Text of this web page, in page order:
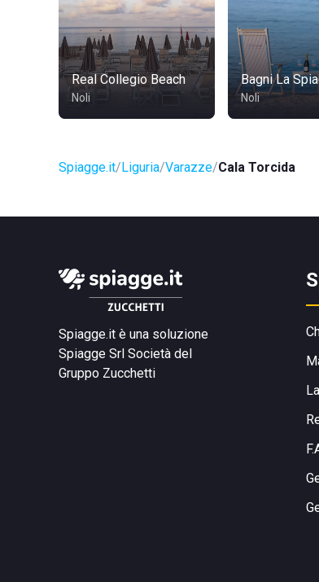
Real Collegio Beach
Noli
Bagni La
Noli
Spiagge.it Liguria Varazze Cala Torcida
Spiagge.it è una soluzione
Spiagge Srl Società del
Gruppo Zucchetti